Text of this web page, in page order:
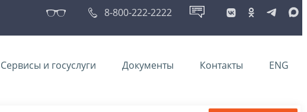
8-800-222-2222
Сервисы и госуслуги Документы Контакты ENG